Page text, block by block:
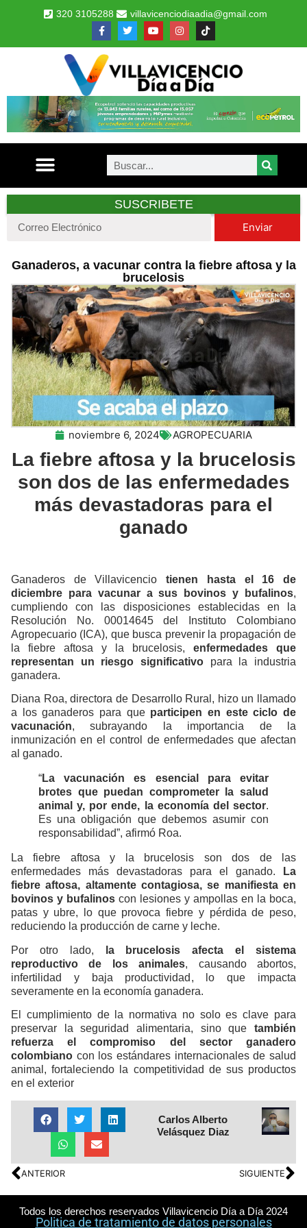
320 3105288 villavicenciodiaadia@gmail.com
SUSCRIBETE
Enviar
Ganaderos, a vacunar contra la fiebre aftosa y la
brucelosis
noviembre 6, 2024 AGROPECUARIA
La fiebre aftosa y la brucelosis
son dos de las enfermedades
más devastadoras para el
ganado
Ganaderos de Villavicenciotienen hasta el 16 de
diciembre para vacunar a sus bovinos y bufalinos,
cumpliendo con las disposiciones establecidas en la
Resolución No. 00014645 del Instituto Colombiano
Agropecuario (ICA), que busca prevenir la propagación de
la fiebre aftosa y la brucelosis, enfermedades que
representan un riesgo significativo para la industria
ganadera.
Diana Roa, directora de Desarrollo Rural, hizo un llamado
a los ganaderos para queparticipen en este ciclo de
vacunación, subrayando la importancia de la
inmunización en el control de enfermedades que afectan
al ganado.
“La vacunación es esencial para evitar
brotes que puedan comprometer la salud
animal y, por ende, la economía del sector.
Es una obligación que debemos asumir con
responsabilidad”, afirmó Roa.
La fiebre aftosa y la brucelosis son dos de las
enfermedades más devastadoras para el ganado.
La
fiebre aftosa, altamente contagiosa, se manifiesta en
bovinos y bufalinos con lesiones y ampollas en la boca,
patas y ubre, lo que provoca fiebre y pérdida de peso,
reduciendo la producción de carne y leche.
Por otro lado,
la brucelosis afecta el sistema
reproductivo de los animales, causando abortos,
infertilidad y baja productividad, lo que impacta
severamente en la economía ganadera.
El cumplimiento de la normativa no solo es clave para
preservar la seguridad alimentaria, sino que también
refuerza el compromiso del sector ganadero
colombiano con los estándares internacionales de salud
animal, fortaleciendo la competitividad de sus productos
en el exterior
Carlos Alberto
Velásquez Diaz
ANTERIOR SIGUIENTE
Todos los derechos reservados Villavicencio Día a Día 2024
Politica de tratamiento de datos personales